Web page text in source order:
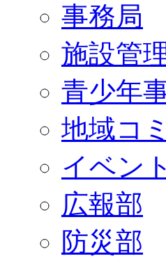
事務局
施設管
青少年
地域コ
イベン
広報部
防災部